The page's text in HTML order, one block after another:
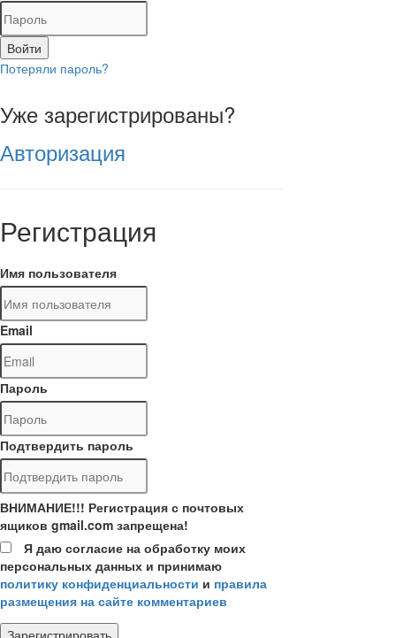
Войти
Потеряли пароль?
Уже зарегистрированы?
Авторизация
Регистрация
Имя пользователя
Email
Пароль
Подтвердить пароль
ВНИМАНИЕ!!! Регистрация с почтовых
ящиков gmail.com запрещена!
Я даю согласие на обработку моих
персональных данных и принимаю
политику конфиденциальности и правила
размещения на сайте комментариев